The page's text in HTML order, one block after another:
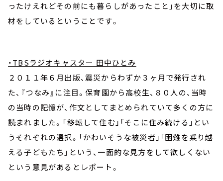
ったけえれどその前にも暮らしがあったこと」を大切に取
材をしているということです。
・TBSラジオキャスター 田中ひとみ
２０１１年６月出版、震災からわずか３ヶ月で発行され
た、『つなみ』に注目。保育園から高校生、８０人の、当時
の当時の記憶が、作文としてまとめられていて多くの方に
読まれました。「移転して住む」「そこに住み続ける」とい
うそれぞれの選択。「かわいそうな被災者」「困難を乗り越
える子どもたち」という、一面的な見方をして欲しくない
という意見があるとレポート。